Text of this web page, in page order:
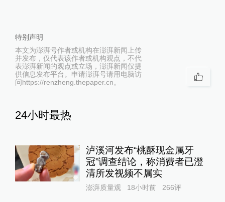
特别声明
本文为澎湃号作者或机构在澎湃新闻上传
并发布，仅代表该作者或机构观点，不代
表澎湃新闻的观点或立场，澎湃新闻仅提
供信息发布平台。申请澎湃号请用电脑访
问https://renzheng.thepaper.cn。
24小时最热
泸溪河发布“桃酥现金属牙
冠”调查结论，称消费者已澄
清所发视频不属实
澎湃质量观 18小时前 266评